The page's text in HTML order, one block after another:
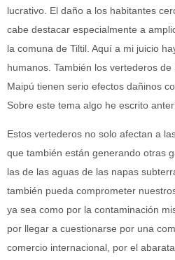
lucrativo. El daño a los habitantes
cabe destacar especialmente a
la comuna de Tiltil. Aquí a mi juicio
humanos. También los vertederos
Maipú tienen serio efectos dañinos
Sobre este tema algo he escrito
Estos vertederos no solo afectan a
que también están generando otras
las de las aguas de las napas
también pueda comprometer
ya sea como por la contaminación
por llegar a cuestionarse por una
comercio internacional, por el